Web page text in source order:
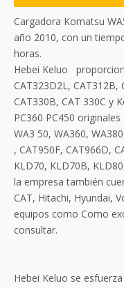
Cargadora Komatsu
año 2010, con un
horas.
Hebei Keluo
CAT323D2L, CAT312B,
CAT330B, CAT 330C y
PC360 PC450
WA3 50, WA360,
, CAT950F, CAT966D,
KLD70, KLD70B,
la empresa también
CAT, Hitachi, Hyundai,
equipos como Como
consultar.
Hebei Keluo se